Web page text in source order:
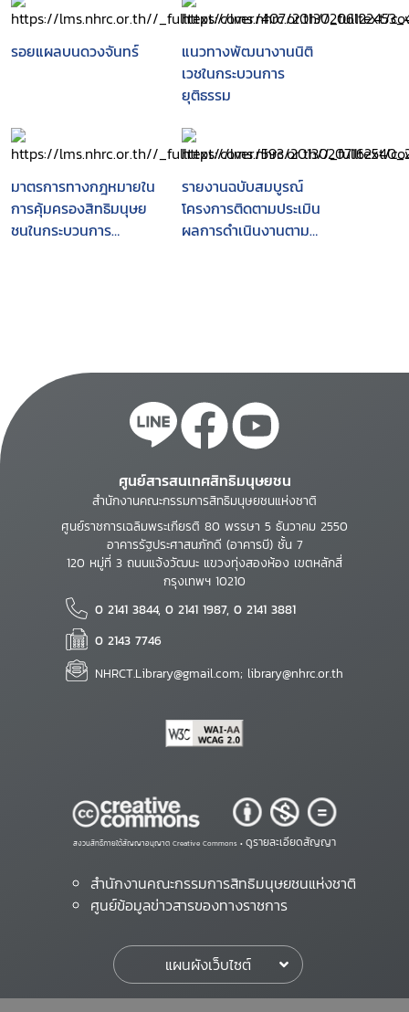
รอยแผลบนดวงจันทร์
แนวทางพัฒนางานนิติ
เวชในกระบวนการ
ยุติธรรม
มาตรการทางกฎหมายใน
การคุ้มครองสิทธิมนุษย
ชนในกระบวนการ
รายงานฉบับสมบูรณ์
โครงการติดตามประเมิน
ผลการดำเนินงานตาม
ศูนย์สารสนเทศสิทธิมนุษยชน
สำนักงานคณะกรรมการสิทธิมนุษยชนแห่งชาติ
ศูนย์ราชการเฉลิมพระเกียรติ 80 พรรษา 5 ธันวาคม 2550
อาคารรัฐประศาสนภักดี (อาคารบี) ชั้น 7
120 หมู่ที่ 3 ถนนแจ้งวัฒนะ แขวงทุ่งสองห้อง เขตหลักสี่
กรุงเทพฯ 10210
0 2141 3844, 0 2141 1987, 0 2141 3881
0 2143 7746
NHRCT.Library@gmail.com; library@nhrc.or.th
สงวนสิทธิ์ภายใต้สัญญาอนุญาต Creative Commons • ดูรายละเอียดสัญญา
สำนักงานคณะกรรมการสิทธิมนุษยชนแห่งชาติ
ศูนย์ข้อมูลข่าวสารของทางราชการ
แผนผังเว็บไซต์